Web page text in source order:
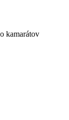
kamarátov